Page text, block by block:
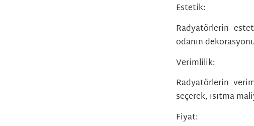
Estetik:
Radyatörlerin
odanın
Verimlilik:
Radyatörlerin
seçerek, ısıtma
Fiyat: